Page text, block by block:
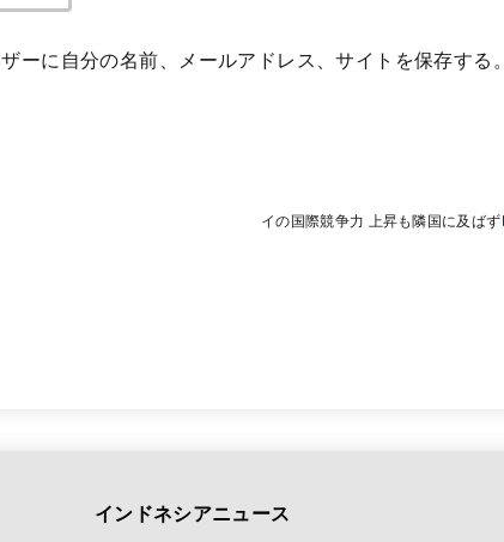
ーに自分の名前、メールアドレス、サイトを保存する。
イの国際競争力 上昇も隣国に及ばず
インドネシアニュース